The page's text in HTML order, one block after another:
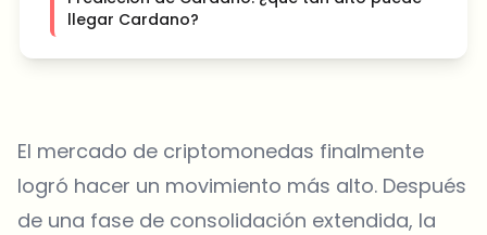
llegar Cardano?
El mercado de criptomonedas finalmente
logró hacer un movimiento más alto. Después
de una fase de consolidación extendida, la